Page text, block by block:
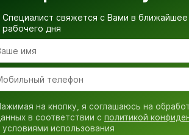
Специалист свяжется с Вами в
рабочего дня
на кнопку, я соглашаюсь на
в соответствии с политикой
условиями использования